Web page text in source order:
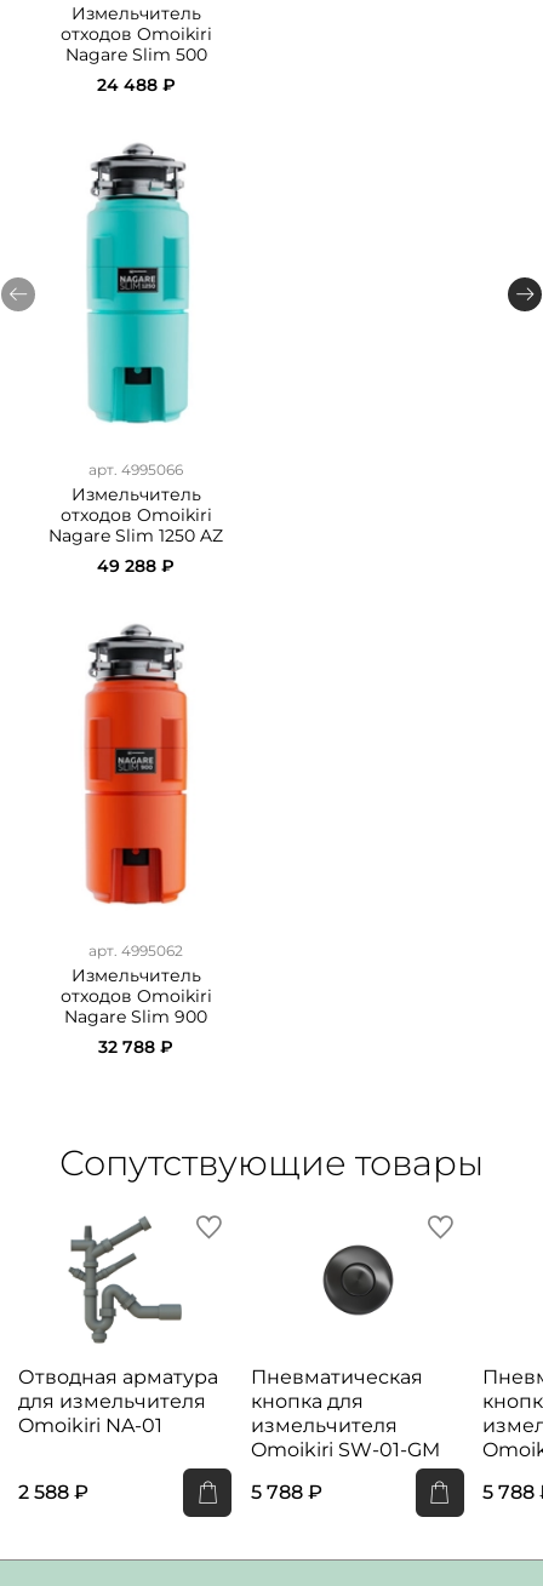
Измельчитель
отходов Omoikiri
Nagare Slim 500
24 488 ₽
арт. 4995066
Измельчитель
отходов Omoikiri
Nagare Slim 1250 AZ
49 288 ₽
арт. 4995062
Измельчитель
отходов Omoikiri
Nagare Slim 900
32 788 ₽
Сопутствующие товары
Отводная арматура
для измельчителя
Omoikiri NA-01
2 588 ₽
Пневматическая
кнопка для
измельчителя
Omoikiri SW-01-GM
5 788 ₽
5 788